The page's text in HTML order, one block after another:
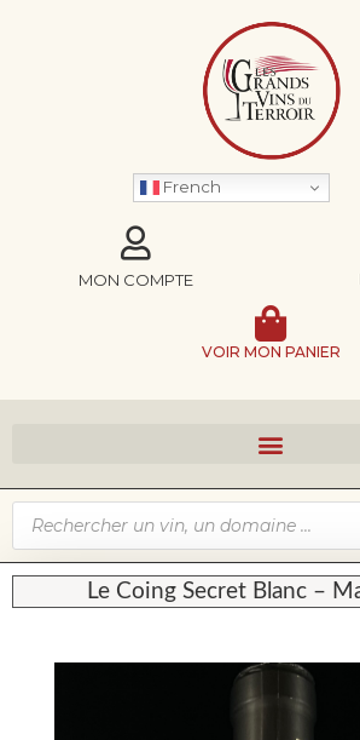
French
MON COMPTE
VOIR MON PANIER
Le Coing Secret Blanc –